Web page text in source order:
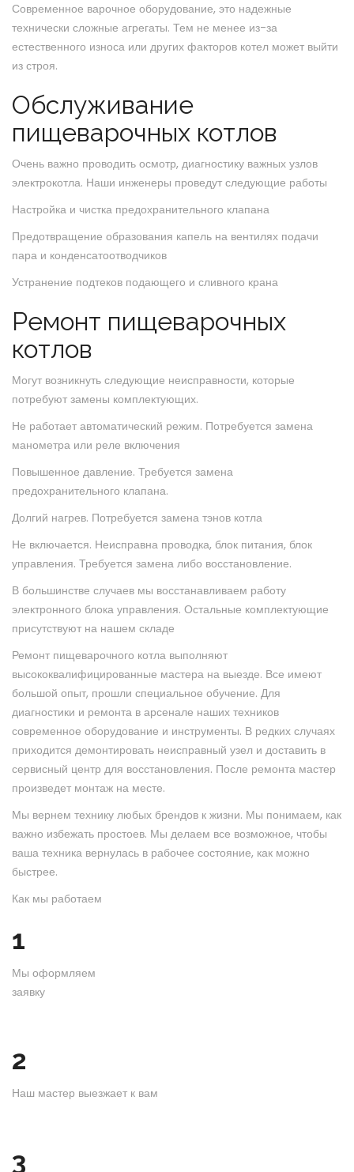
Современное варочное оборудование, это надежные
технически сложные агрегаты. Тем не менее из-за
естественного износа или других факторов котел может выйти
из строя.
Обслуживание
пищеварочных котлов
Очень важно проводить осмотр, диагностику важных узлов
электрокотла. Наши инженеры проведут следующие работы
Настройка и чистка предохранительного клапана
Предотвращение образования капель на вентилях подачи
пара и конденсатоотводчиков
Устранение подтеков подающего и сливного крана
Ремонт пищеварочных
котлов
Могут возникнуть следующие неисправности, которые
потребуют замены комплектующих.
Не работает автоматический режим. Потребуется замена
манометра или реле включения
Повышенное давление. Требуется замена
предохранительного клапана.
Долгий нагрев. Потребуется замена тэнов котла
Не включается. Неисправна проводка, блок питания, блок
управления. Требуется замена либо восстановление.
В большинстве случаев мы восстанавливаем работу
электронного блока управления. Остальные комплектующие
присутствуют на нашем складе
Ремонт пищеварочного котла выполняют
высококвалифицированные мастера на выезде. Все имеют
большой опыт, прошли специальное обучение. Для
диагностики и ремонта в арсенале наших техников
современное оборудование и инструменты. В редких случаях
приходится демонтировать неисправный узел и доставить в
сервисный центр для восстановления. После ремонта мастер
произведет монтаж на месте.
Мы вернем технику любых брендов к жизни. Мы понимаем, как
важно избежать простоев. Мы делаем все возможное, чтобы
ваша техника вернулась в рабочее состояние, как можно
быстрее.
Как мы работаем
1
Мы оформляем
заявку
2
Наш мастер выезжает к вам
3